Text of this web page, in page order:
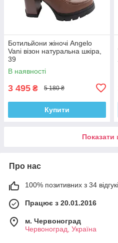
Ботильйони жіночі Angelo
Vani візон натуральна шкіра,
39
В наявності
3 495 ₴ 5 180 ₴
Купити
Показати
Про нас
100% позитивних з 34
Працює з 20.01.2016
м. Червоноград
Червоноград, Україна